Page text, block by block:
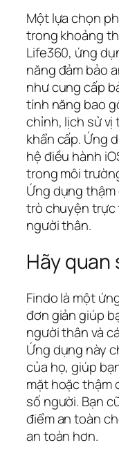
Một lựa chọn
trong khoảng
Life360, ứng
năng đảm bảo
như cung cấp
tính năng bao
chỉnh, lịch sử vị
khẩn cấp. Ứng
hệ điều hành
trong môi
Ứng dụng
trò chuyện trực
người thân.
Hãy quan
Findo là một
đơn giản giúp
người thân và
Ứng dụng này
của họ, giúp
mặt hoặc thậm
số người. Bạn
điểm an toàn
an toàn hơn.